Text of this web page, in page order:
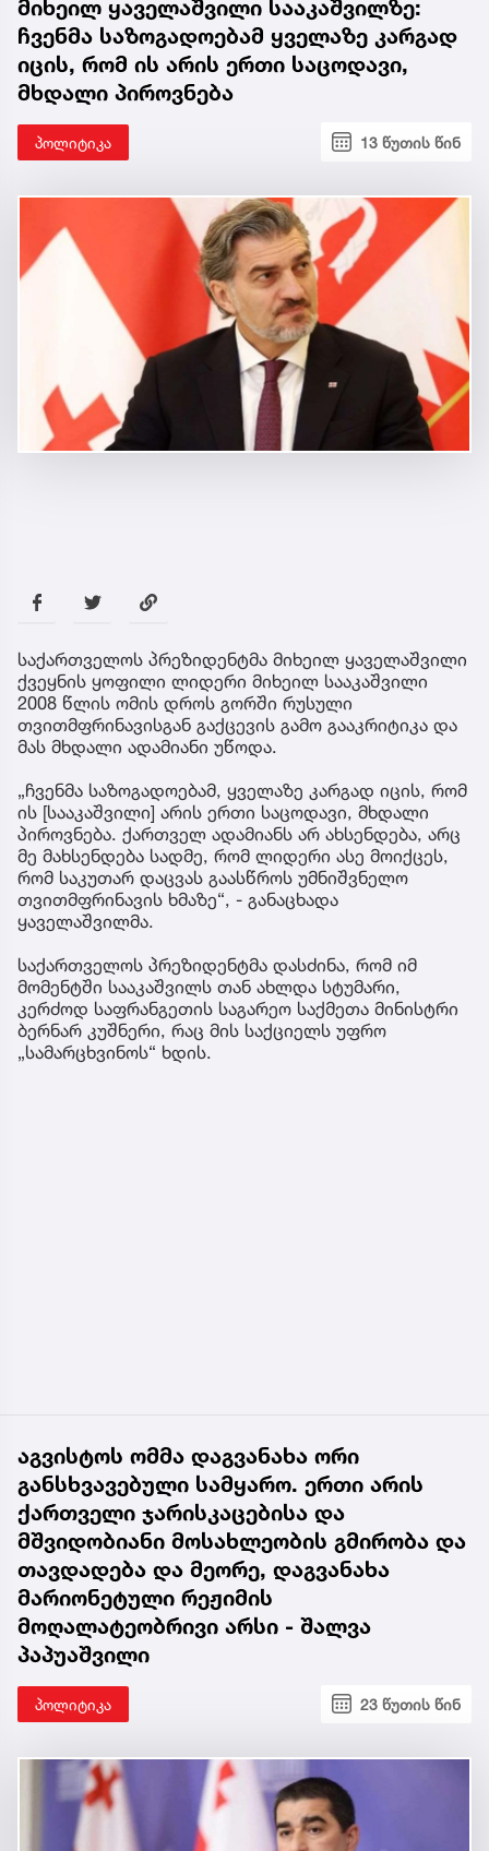
მიხეილ ყაველაშვილი სააკაშვილზე:
ჩვენმა საზოგადოებამ ყველაზე კარგად
იცის, რომ ის არის ერთი საცოდავი,
მხდალი პიროვნება
პოლიტიკა 13 წუთის წინ
საქართველოს პრეზიდენტმა მიხეილ ყაველაშვილი
ქვეყნის ყოფილი ლიდერი მიხეილ სააკაშვილი
2008 წლის ომის დროს გორში რუსული
თვითმფრინავისგან გაქცევის გამო გააკრიტიკა და
მას მხდალი ადამიანი უწოდა.
„ჩვენმა საზოგადოებამ, ყველაზე კარგად იცის, რომ
ის [სააკაშვილი] არის ერთი საცოდავი, მხდალი
პიროვნება. ქართველ ადამიანს არ ახსენდება, არც
მე მახსენდება სადმე, რომ ლიდერი ასე მოიქცეს,
რომ საკუთარ დაცვას გაასწროს უმნიშვნელო
თვითმფრინავის ხმაზე“, - განაცხადა
ყაველაშვილმა.
საქართველოს პრეზიდენტმა დასძინა, რომ იმ
მომენტში სააკაშვილს თან ახლდა სტუმარი,
კერძოდ საფრანგეთის საგარეო საქმეთა მინისტრი
ბერნარ კუშნერი, რაც მის საქციელს უფრო
„სამარცხვინოს“ ხდის.
აგვისტოს ომმა დაგვანახა ორი
განსხვავებული სამყარო. ერთი არის
ქართველი ჯარისკაცებისა და
მშვიდობიანი მოსახლეობის გმირობა და
თავდადება და მეორე, დაგვანახა
მარიონეტული რეჟიმის
მოღალატეობრივი არსი - შალვა
პაპუაშვილი
პოლიტიკა 23 წუთის წინ